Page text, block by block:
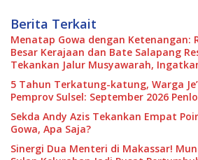
Berita Terkait
Menatap Gowa dengan Ketenangan:
Besar Kerajaan dan Bate Salapang
Tekankan Jalur Musyawarah,
5 Tahun Terkatung-katung, Warga
Pemprov Sulsel: September 2026
Sekda Andy Azis Tekankan Empat
Gowa, Apa Saja?
Sinergi Dua Menteri di Makassar!